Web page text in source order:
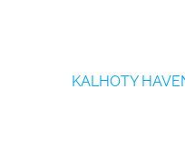
KALHOTY